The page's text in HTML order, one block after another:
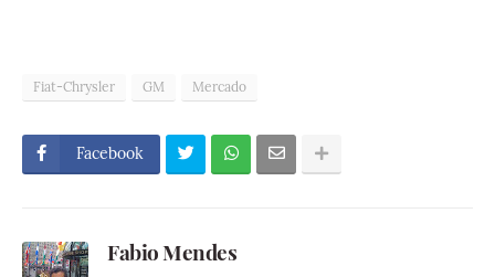
Fiat-Chrysler GM Mercado
Facebook
Fabio Mendes